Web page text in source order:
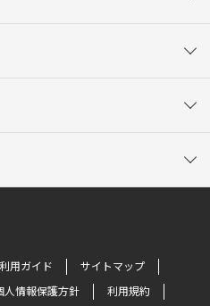
用ガイド
サイトマップ
人情報保護方針 利用規約